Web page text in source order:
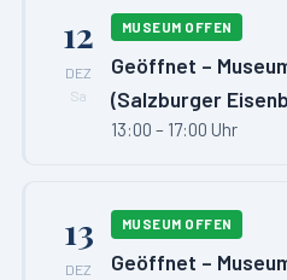
12
DEZ
Sa
MUSEUM OFFEN
Geöffnet –
(Salzburger
13:00 – 17:00 Uhr
13
DEZ
MUSEUM OFFEN
Geöffnet –